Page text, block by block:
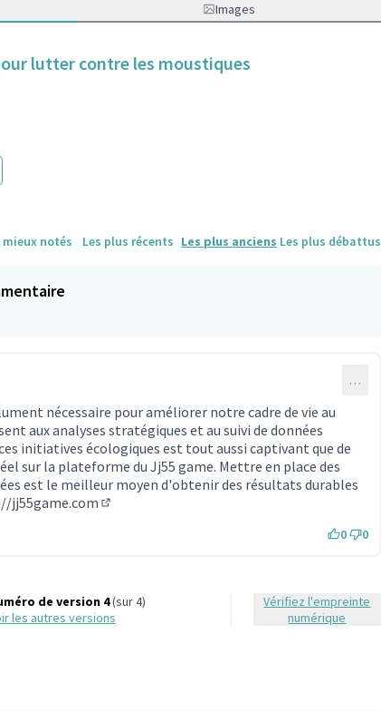
Images
lutter contre les moustiques
mieux notés Les plus récents Les plus anciens Les plus débattus
…
nécessaire pour améliorer notre cadre de vie au
aux analyses stratégiques et au suivi de données
initiatives écologiques est tout aussi captivant que de
sur la plateforme du Jj55 game. Mettre en place des
est le meilleur moyen d'obtenir des résultats durables
jj55game.com
0 0
de version 4(sur 4)
les autres versions
Vérifiez l'empreinte
numérique